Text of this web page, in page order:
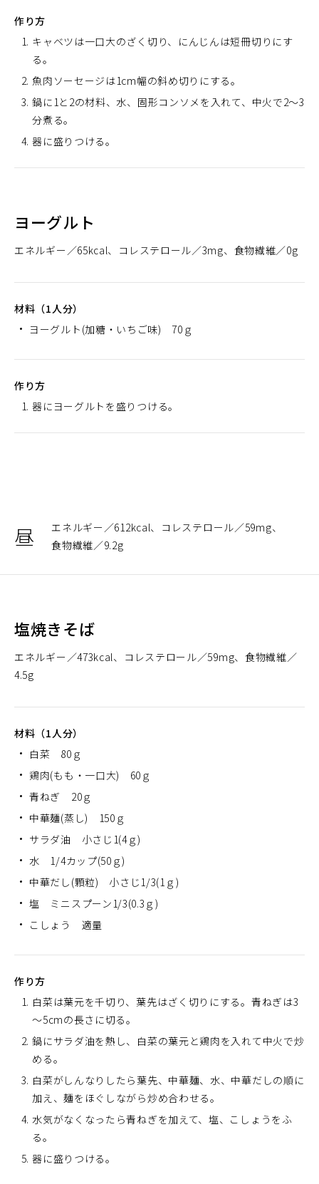
作り方
キャベツは一口大のざく切り、にんじんは短冊切りにす
る。
魚肉ソーセージは1cm幅の斜め切りにする。
鍋に1と2の材料、水、固形コンソメを入れて、中火で2～3
分煮る。
器に盛りつける。
ヨーグルト
エネルギー 65kcal コレステロール 3mg 食物繊維 0g
材料（1人分）
ヨーグルト(加糖・いちご味) 70ｇ
作り方
器にヨーグルトを盛りつける。
昼 エネルギー 612kcal コレステロール
59mg
食物繊維
9.2g
塩焼きそば
エネルギー 473kcal コレステロール 59mg
食物繊維
4.5g
材料（1人分）
白菜 80ｇ
鶏肉(もも・一口大) 60ｇ
青ねぎ 20ｇ
中華麺(蒸し) 150ｇ
サラダ油 小さじ1(4ｇ)
水 1/4カップ(50ｇ)
中華だし(顆粒) 小さじ1/3(1ｇ)
塩 ミニスプーン1/3(0.3ｇ)
こしょう 適量
作り方
白菜は葉元を千切り、葉先はざく切りにする。青ねぎは3
～5cmの長さに切る。
鍋にサラダ油を熱し、白菜の葉元と鶏肉を入れて中火で炒
める。
白菜がしんなりしたら葉先、中華麺、水、中華だしの順に
加え、麺をほぐしながら炒め合わせる。
水気がなくなったら青ねぎを加えて、塩、こしょうをふ
る。
器に盛りつける。